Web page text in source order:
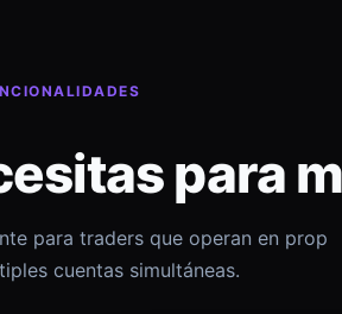
para
para traders que operan en prop
cuentas simultáneas.